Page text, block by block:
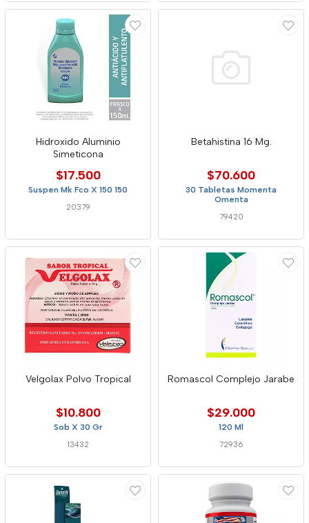
Hidroxido Aluminio
Simeticona
$17.500
Suspen Mk Fco X 150 150
20379
Betahistina 16 Mg.
$70.600
30 Tabletas Momenta
Omenta
79420
Velgolax Polvo Tropical
$10.800
Sob X 30 Gr
13432
Romascol Complejo Jarabe
$29.000
120 Ml
72936